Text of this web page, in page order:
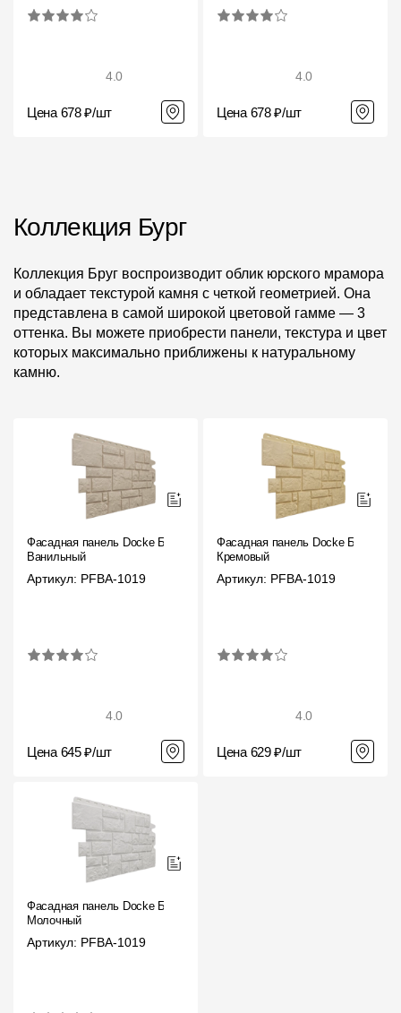
4.0
Цена 678 ₽/шт
4.0
Цена 678 ₽/шт
Коллекция Бург
Коллекция Бруг воспроизводит облик юрского мрамора
и обладает текстурой камня с четкой геометрией. Она
представлена в самой широкой цветовой гамме — 3
оттенка. Вы можете приобрести панели, текстура и цвет
которых максимально приближены к натуральному
камню.
Фасадная панель Docke Бург
Ванильный
Артикул: PFBA-1019
4.0
Цена 645 ₽/шт
Фасадная панель Docke Бург
Кремовый
Артикул: PFBA-1019
4.0
Цена 629 ₽/шт
Фасадная панель Docke Бург
Молочный
Артикул: PFBA-1019